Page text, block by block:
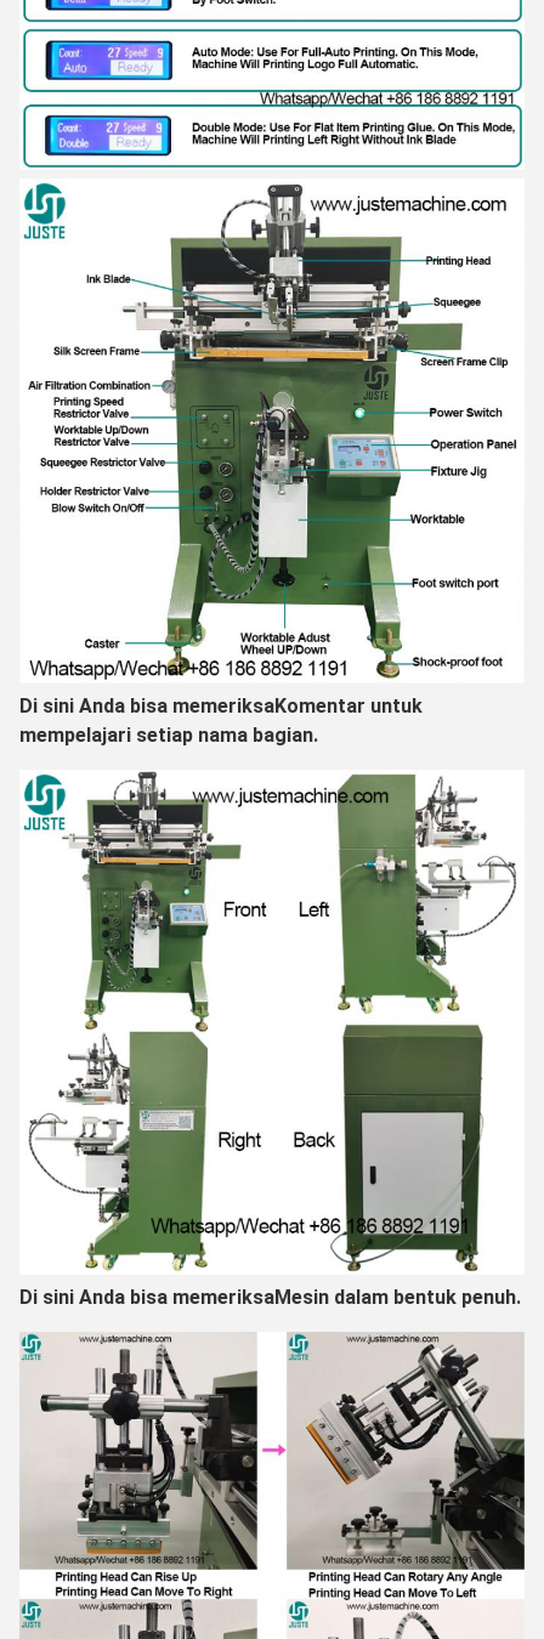
Di sini Anda bisa memeriksaKomentar untuk
mempelajari setiap nama bagian.
Di sini Anda bisa memeriksaMesin dalam bentuk penuh.